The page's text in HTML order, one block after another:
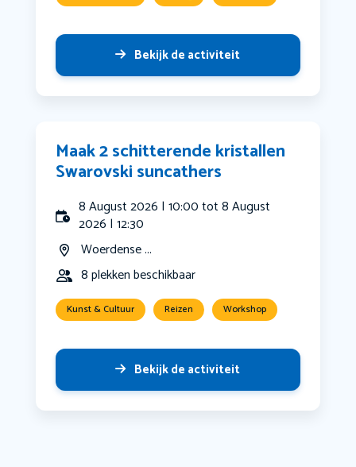
Bekijk de activiteit
Maak 2 schitterende kristallen
Swarovski suncathers
8 August 2026 | 10:00 tot 8 August
2026 | 12:30
Woerdense ...
8 plekken beschikbaar
Kunst & Cultuur Reizen Workshop
Bekijk de activiteit